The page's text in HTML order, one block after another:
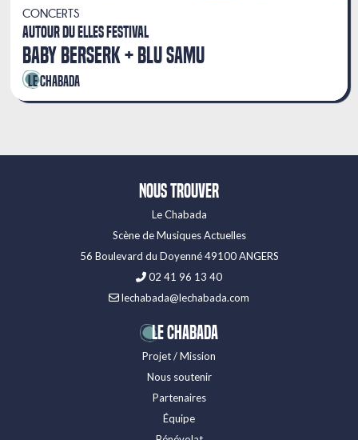
CONCERTS
AUTOUR DU ELLES FESTIVAL
BABY BERSERK BLU SAMU
Le Chabada
Nous trouver
Le Chabada
Scène de Musiques Actuelles
56 Boulevard du Doyenné 49100 ANGERS
02 41 96 13 40
lechabada@lechabada.com
LE CHABADA
Projet / Mission
Nous soutenir
Partenaires
Équipe